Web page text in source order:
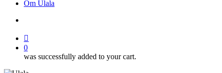
Om Ulala
0
was successfully added to your cart.